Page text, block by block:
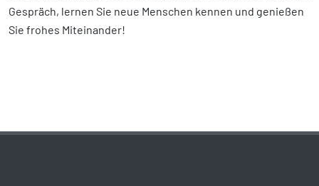
Gespräch, lernen Sie neue Menschen kennen und genießen
Sie frohes Miteinander!